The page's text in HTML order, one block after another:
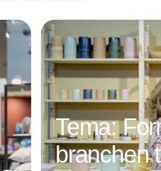
Tema:
branchen